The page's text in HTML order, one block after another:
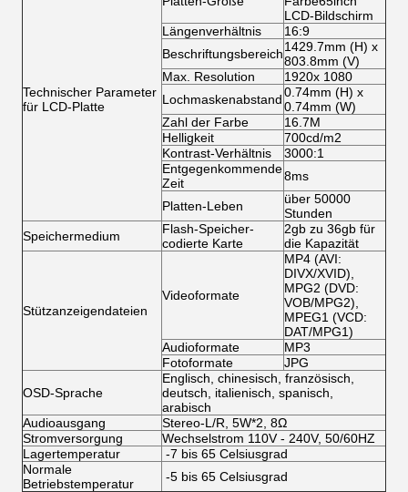
Technischer Parameter
für LCD-Platte
LCD-Bildschirm
Längenverhältnis
16:9
Beschriftungsbereich1429.7mm (H) x
803.8mm (V)
Max. Resolution
1920x 1080
Lochmaskenabstand0.74mm (H) x
0.74mm (W)
Zahl der Farbe
16.7M
Helligkeit
700cd/m2
Kontrast-Verhältnis
3000:1
Entgegenkommende
Zeit
8ms
Platten-Leben
über 50000
Stunden
Speichermedium
Flash-Speicher-
codierte Karte
2gb zu 36gb für
die Kapazität
Stützanzeigendateien
Videoformate
MP4 (AVI:
DIVX/XVID),
MPG2 (DVD:
VOB/MPG2),
MPEG1 (VCD:
DAT/MPG1)
Audioformate
MP3
Fotoformate
JPG
OSD-Sprache
Englisch, chinesisch, französisch,
deutsch, italienisch, spanisch,
arabisch
Audioausgang
Stereo-L/R, 5W*2, 8Ω
Stromversorgung
Wechselstrom 110V - 240V, 50/60HZ
Lagertemperatur
-7 bis 65 Celsiusgrad
Normale
Betriebstemperatur
-5 bis 65 Celsiusgrad